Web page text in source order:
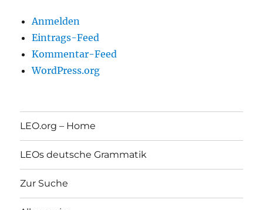
Anmelden
Eintrags-Feed
Kommentar-Feed
WordPress.org
LEO.org – Home
LEOs deutsche Grammatik
Zur Suche